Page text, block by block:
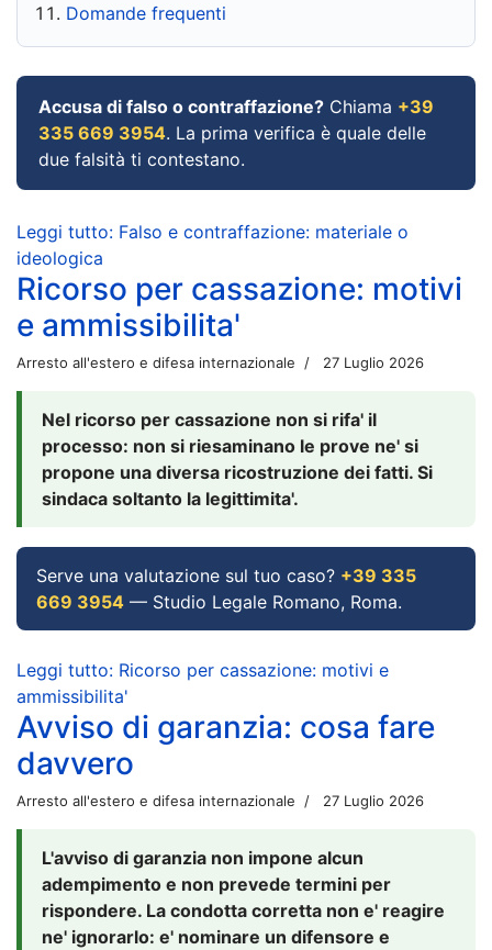
Domande frequenti
Accusa di falso o contraffazione? Chiama +39
335 669 3954. La prima verifica è quale delle
due falsità ti contestano.
Leggi tutto: Falso e contraffazione: materiale o
ideologica
Ricorso per cassazione: motivi
e ammissibilita'
Arresto all'estero e difesa internazionale 27 Luglio 2026
Nel ricorso per cassazione non si rifa' il
processo: non si riesaminano le prove ne' si
propone una diversa ricostruzione dei fatti. Si
sindaca soltanto la legittimita'.
Serve una valutazione sul tuo caso? +39 335
669 3954 — Studio Legale Romano, Roma.
Leggi tutto: Ricorso per cassazione: motivi e
ammissibilita'
Avviso di garanzia: cosa fare
davvero
Arresto all'estero e difesa internazionale 27 Luglio 2026
L'avviso di garanzia non impone alcun
adempimento e non prevede termini per
rispondere. La condotta corretta non e' reagire
ne' ignorarlo: e' nominare un difensore e